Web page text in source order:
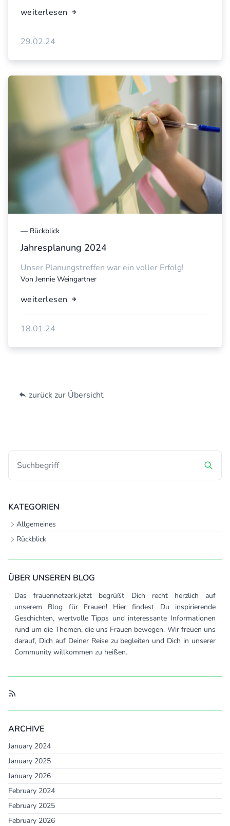
KATEGORIEN
Allgemeines
Rückblick
ÜBER UNSEREN BLOG
Das frauennetzerk.jetzt begrüßt Dich recht herzlich auf
unserem Blog für Frauen! Hier findest Du inspirierende
Geschichten, wertvolle Tipps und interessante Informationen
rund um die Themen, die uns Frauen bewegen. Wir freuen uns
darauf, Dich auf Deiner Reise zu begleiten und Dich in unserer
Community willkommen zu heißen.
ARCHIVE
January 2024
January 2025
January 2026
February 2024
February 2025
February 2026
weiterlesen
29.02.24
— Rückblick
Jahresplanung 2024
Unser Planungstreffen war ein voller Erfolg!
Von Jennie Weingartner
weiterlesen
18.01.24
zurück zur Übersicht